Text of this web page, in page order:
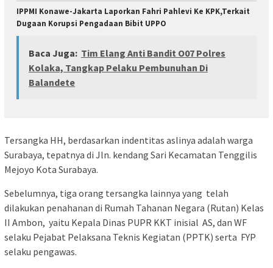
IPPMI Konawe-Jakarta Laporkan Fahri Pahlevi Ke KPK,Terkait
Dugaan Korupsi Pengadaan Bibit UPPO
Baca Juga: Tim Elang Anti Bandit O07 Polres
Kolaka, Tangkap Pelaku Pembunuhan Di
Balandete
Tersangka HH, berdasarkan indentitas aslinya adalah warga
Surabaya, tepatnya di Jln. kendang Sari Kecamatan Tenggilis
Mejoyo Kota Surabaya.
Sebelumnya, tiga orang tersangka lainnya yang telah
dilakukan penahanan di Rumah Tahanan Negara (Rutan) Kelas
II Ambon, yaitu Kepala Dinas PUPR KKT inisial AS, dan WF
selaku Pejabat Pelaksana Teknis Kegiatan (PPTK) serta FYP
selaku pengawas.